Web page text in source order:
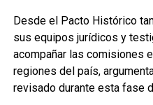
Desde el Pacto Histórico
sus equipos jurídicos y
acompañar las comisiones
regiones del país,
revisado durante esta fase